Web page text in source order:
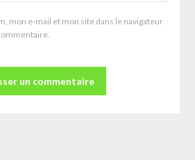
mon e-mail et mon site dans le navigateur